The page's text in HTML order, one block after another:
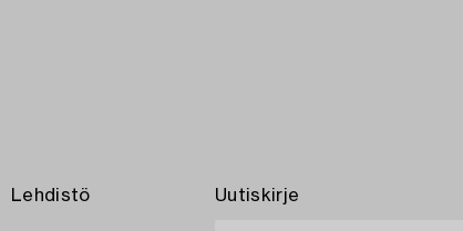
Lehdistö Uutiskirje